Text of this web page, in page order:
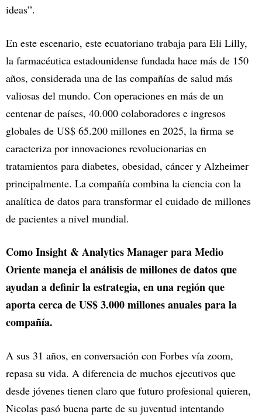
ideas”.
En este escenario, este ecuatoriano trabaja para Eli Lilly,
la farmacéutica estadounidense fundada hace más de 150
años, considerada una de las compañías de salud más
valiosas del mundo. Con operaciones en más de un
centenar de países, 40.000 colaboradores e ingresos
globales de US$ 65.200 millones en 2025, la firma se
caracteriza por innovaciones revolucionarias en
tratamientos para diabetes, obesidad, cáncer y Alzheimer
principalmente. La compañía combina la ciencia con la
analítica de datos para transformar el cuidado de millones
de pacientes a nivel mundial.
Como Insight & Analytics Manager para Medio
Oriente maneja el análisis de millones de datos que
ayudan a definir la estrategia, en una región que
aporta cerca de US$ 3.000 millones anuales para la
compañía.
A sus 31 años, en conversación con Forbes vía zoom,
repasa su vida. A diferencia de muchos ejecutivos que
desde jóvenes tienen claro que futuro profesional quieren,
Nicolas pasó buena parte de su juventud intentando